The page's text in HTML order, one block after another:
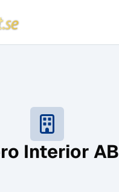
Interior AB